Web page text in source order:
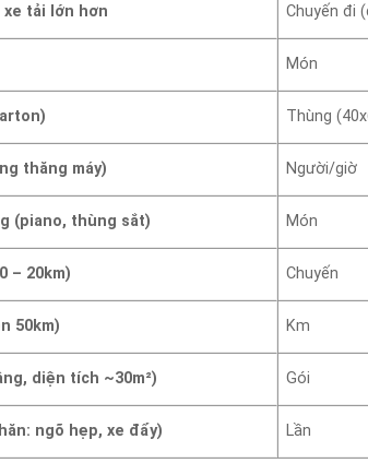
xe tải lớn hơn Chuyến đi
Món
Thùng
thăng máy) Người/giờ
(piano, thùng sắt) Món
– 20km) Chuyến
50km) Km
diện tích ~30m²) Gói
ngõ hẹp, xe đẩy) Lần